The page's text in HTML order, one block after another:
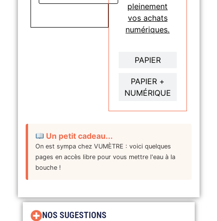
PAPIER
PAPIER +
NUMÉRIQUE
pleinement
vos achats
numériques.
Un petit cadeau...
On est sympa chez VUMÈTRE : voici quelques
pages en accès libre pour vous mettre l'eau à la
bouche !
NOS SUGESTIONS